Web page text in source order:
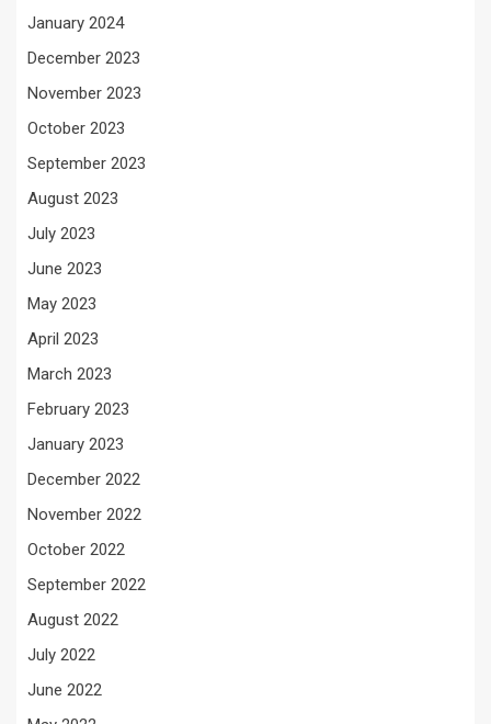
January 2024
December 2023
November 2023
October 2023
September 2023
August 2023
July 2023
June 2023
May 2023
April 2023
March 2023
February 2023
January 2023
December 2022
November 2022
October 2022
September 2022
August 2022
July 2022
June 2022